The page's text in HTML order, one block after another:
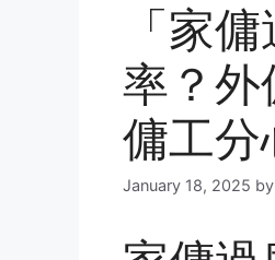
「家
率？外
傭工分
January 18, 2025 by